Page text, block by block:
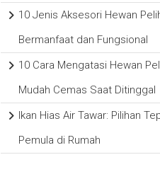
10 Jenis Aksesori Hewan
Bermanfaat dan Fungsional
10 Cara Mengatasi Hewan
Mudah Cemas Saat Ditinggal
Ikan Hias Air Tawar: Pilihan
Pemula di Rumah